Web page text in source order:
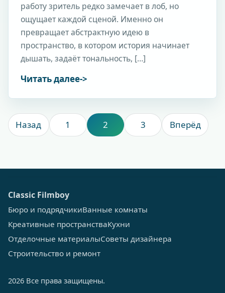
работу зритель редко замечает в лоб, но
ощущает каждой сценой. Именно он
превращает абстрактную идею в
пространство, в котором история начинает
дышать, задаёт тональность, […]
Читать далее
Назад 1 2 3 Вперёд
Сlassic Filmboy
Бюро и подрядчикиВанные комнаты
Креативные пространстваКухни
Отделочные материалыСоветы дизайнера
Строительство и ремонт
2026 Все права защищены.